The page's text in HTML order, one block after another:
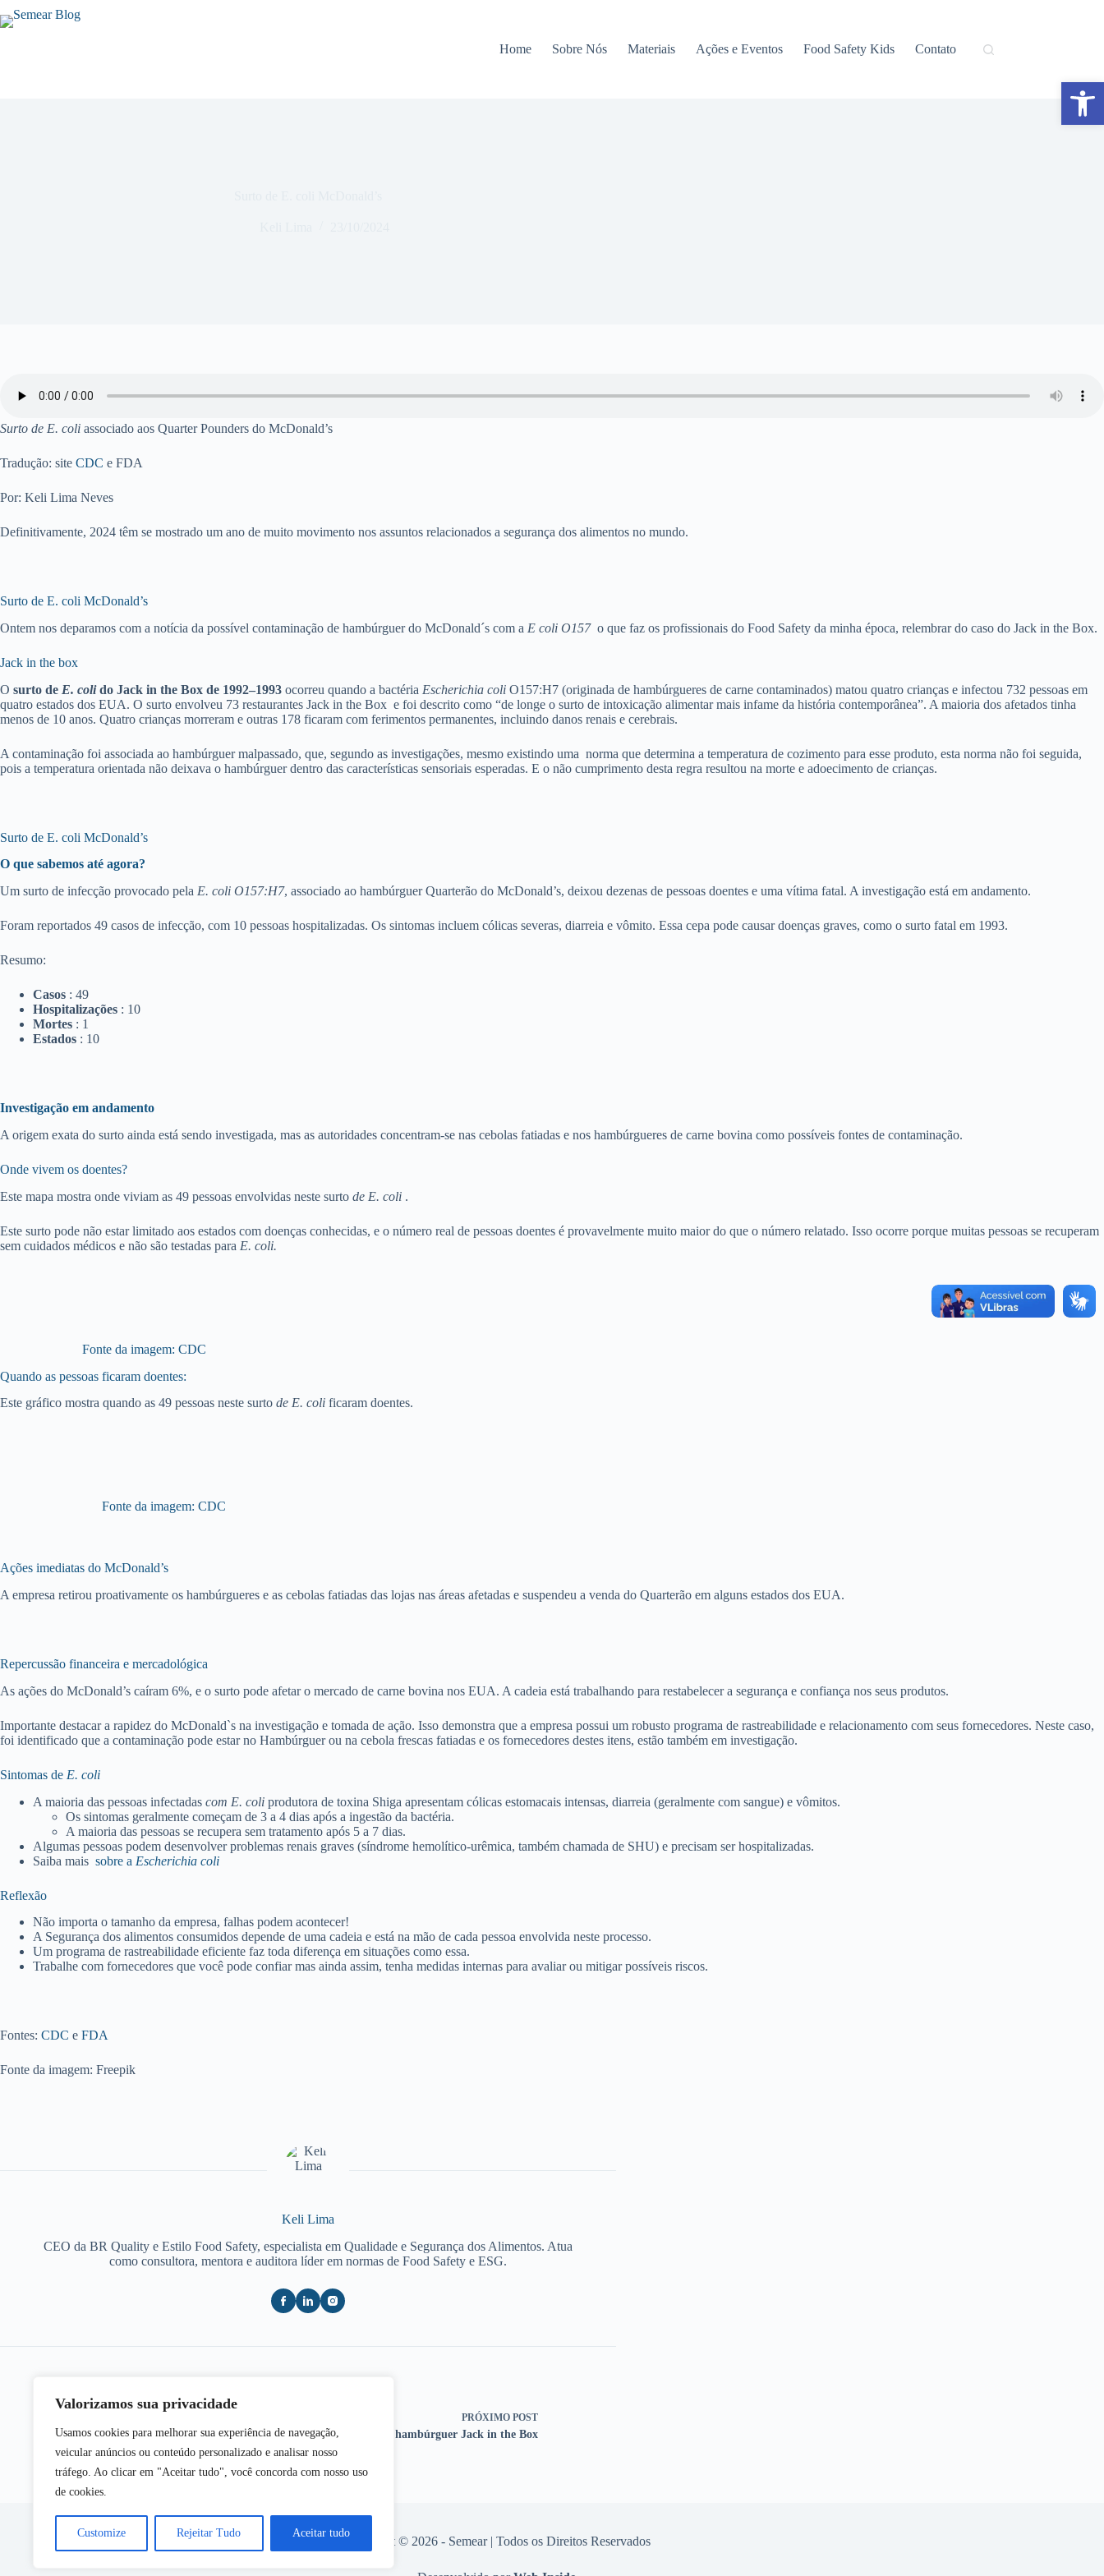
Valorizamos sua privacidade
Usamos cookies para melhorar sua experiência de navegação,
veicular anúncios ou conteúdo personalizado e analisar nosso
tráfego. Ao clicar em "Aceitar tudo", você concorda com nosso uso
de cookies.
Customize Rejeitar Tudo Aceitar tudo
Home Sobre Nós Materiais Ações e Eventos Food Safety Kids Contato
Surto de E. coli associado aos Quarter Pounders do McDonald’s
Tradução: site CDC e FDA
Por: Keli Lima Neves
Definitivamente, 2024 têm se mostrado um ano de muito movimento nos assuntos relacionados a segurança dos alimentos no mundo.
Surto de E. coli McDonald’s
Ontem nos deparamos com a notícia da possível contaminação de hambúrguer do McDonald´s com a E coli O157 o que faz os profissionais do Food Safety da minha época, relembrar do caso do Jack in the Box.
Jack in the box
O surto de E. colido Jack in the Box de 1992–1993 ocorreu quando a bactéria Escherichia coli O157:H7 (originada de hambúrgueres de carne contaminados) matou quatro crianças e infectou 732 pessoas em
quatro estados dos EUA. O surto envolveu 73 restaurantes Jack in the Box e foi descrito como “de longe o surto de intoxicação alimentar mais infame da história contemporânea”. A maioria dos afetados tinha
menos de 10 anos. Quatro crianças morreram e outras 178 ficaram com ferimentos permanentes, incluindo danos renais e cerebrais.
A contaminação foi associada ao hambúrguer malpassado, que, segundo as investigações, mesmo existindo uma norma que determina a temperatura de cozimento para esse produto, esta norma não foi seguida,
pois a temperatura orientada não deixava o hambúrguer dentro das características sensoriais esperadas. E o não cumprimento desta regra resultou na morte e adoecimento de crianças.
Surto de E. coli McDonald’s
O que sabemos até agora?
Um surto de infecção provocado pela E. coli O157:H7, associado ao hambúrguer Quarterão do McDonald’s, deixou dezenas de pessoas doentes e uma vítima fatal. A investigação está em andamento.
Foram reportados 49 casos de infecção, com 10 pessoas hospitalizadas. Os sintomas incluem cólicas severas, diarreia e vômito. Essa cepa pode causar doenças graves, como o surto fatal em 1993.
Resumo:
Casos : 49
Hospitalizações : 10
Mortes : 1
Estados : 10
Investigação em andamento
A origem exata do surto ainda está sendo investigada, mas as autoridades concentram-se nas cebolas fatiadas e nos hambúrgueres de carne bovina como possíveis fontes de contaminação.
Onde vivem os doentes?
Este mapa mostra onde viviam as 49 pessoas envolvidas neste surto de E. coli .
Este surto pode não estar limitado aos estados com doenças conhecidas, e o número real de pessoas doentes é provavelmente muito maior do que o número relatado. Isso ocorre porque muitas pessoas se recuperam
sem cuidados médicos e não são testadas para E. coli.
Fonte da imagem: CDC
Quando as pessoas ficaram doentes:
Este gráfico mostra quando as 49 pessoas neste surto de E. coli ficaram doentes.
Fonte da imagem: CDC
Ações imediatas do McDonald’s
A empresa retirou proativamente os hambúrgueres e as cebolas fatiadas das lojas nas áreas afetadas e suspendeu a venda do Quarterão em alguns estados dos EUA.
Repercussão financeira e mercadológica
As ações do McDonald’s caíram 6%, e o surto pode afetar o mercado de carne bovina nos EUA. A cadeia está trabalhando para restabelecer a segurança e confiança nos seus produtos.
Importante destacar a rapidez do McDonald`s na investigação e tomada de ação. Isso demonstra que a empresa possui um robusto programa de rastreabilidade e relacionamento com seus fornecedores. Neste caso,
foi identificado que a contaminação pode estar no Hambúrguer ou na cebola frescas fatiadas e os fornecedores destes itens, estão também em investigação.
Sintomas de E. coli
A maioria das pessoas infectadas com E. coli produtora de toxina Shiga apresentam cólicas estomacais intensas, diarreia (geralmente com sangue) e vômitos.
Os sintomas geralmente começam de 3 a 4 dias após a ingestão da bactéria.
A maioria das pessoas se recupera sem tratamento após 5 a 7 dias.
Algumas pessoas podem desenvolver problemas renais graves (síndrome hemolítico-urêmica, também chamada de SHU) e precisam ser hospitalizadas.
Saiba mais sobre a Escherichia coli
Reflexão
Não importa o tamanho da empresa, falhas podem acontecer!
A Segurança dos alimentos consumidos depende de uma cadeia e está na mão de cada pessoa envolvida neste processo.
Um programa de rastreabilidade eficiente faz toda diferença em situações como essa.
Trabalhe com fornecedores que você pode confiar mas ainda assim, tenha medidas internas para avaliar ou mitigar possíveis riscos.
Fontes: CDC e FDA
Fonte da imagem: Freepik
Keli Lima
CEO da BR Quality e Estilo Food Safety, especialista em Qualidade e Segurança dos Alimentos. Atua
como consultora, mentora e auditora líder em normas de Food Safety e ESG.
Food Fraud: como elaborar?
PRÓXIMO POST
E. coli hambúrguer Jack in the Box
Copyright © 2026 - Semear | Todos os Direitos Reservados
Abrir a barra de ferramentas